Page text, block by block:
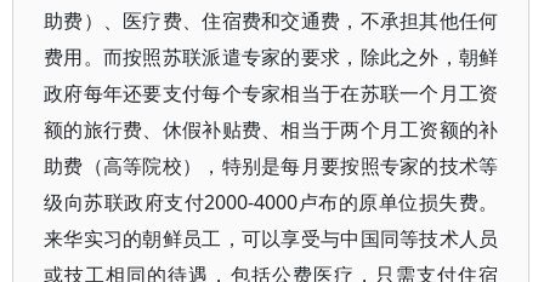
助费）、医疗费、住宿费和交通费，不承担其他任何
费用。而按照苏联派遣专家的要求，除此之外，朝鲜
政府每年还要支付每个专家相当于在苏联一个月工资
额的旅行费、休假补贴费、相当于两个月工资额的补
助费（高等院校），特别是每月要按照专家的技术等
级向苏联政府支付2000-4000卢布的原单位损失费。
来华实习的朝鲜员工，可以享受与中国同等技术人员
或技工相同的待遇，包括公费医疗，只需支付住宿